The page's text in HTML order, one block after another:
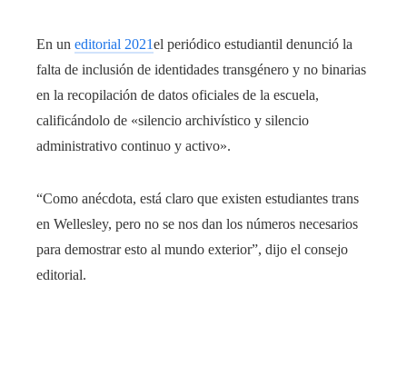
En un editorial 2021el periódico estudiantil denunció la
falta de inclusión de identidades transgénero y no binarias
en la recopilación de datos oficiales de la escuela,
calificándolo de «silencio archivístico y silencio
administrativo continuo y activo».
“Como anécdota, está claro que existen estudiantes trans
en Wellesley, pero no se nos dan los números necesarios
para demostrar esto al mundo exterior”, dijo el consejo
editorial.